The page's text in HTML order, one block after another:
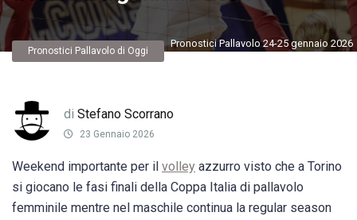
Pronostici Pallavolo 24-25 gennaio 2026
Pronostici Pallavolo di Oggi
di Stefano Scorrano
23 Gennaio 2026
Weekend importante per il volley azzurro visto che a Torino
si giocano le fasi finali della Coppa Italia di pallavolo
femminile mentre nel maschile continua la regular season